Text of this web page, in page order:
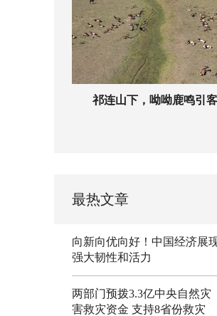
祁连山下，呦呦鹿鸣引
最热文章
向新向优向好！中国经济展
强大韧性和活力
两部门预拨3.3亿中央自然灾
害救灾资金 支持8省份救灾